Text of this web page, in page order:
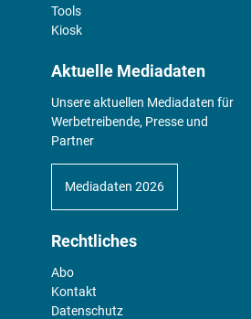
Tools
Kiosk
Aktuelle Mediadaten
Unsere aktuellen Mediadaten für
Werbetreibende, Presse und
Partner
Mediadaten 2026
Rechtliches
Abo
Kontakt
Datenschutz